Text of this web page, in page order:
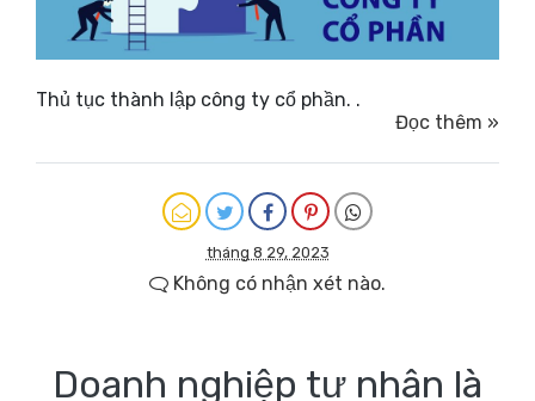
Thủ tục thành lập công ty cổ phần. .
Đọc thêm »
tháng 8 29, 2023
Không có nhận xét nào.
Doanh nghiệp tư nhân là